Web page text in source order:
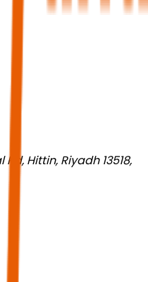
Hittin, Riyadh 13518,